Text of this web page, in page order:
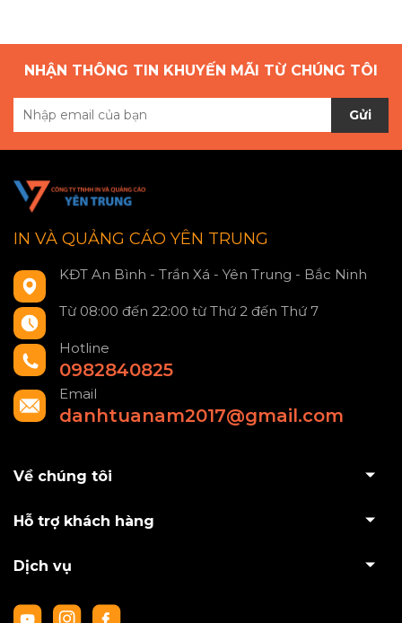
NHẬN THÔNG TIN KHUYẾN MÃI TỪ CHÚNG TÔI
Gửi
IN VÀ QUẢNG CÁO YÊN TRUNG
KĐT An Bình - Trần Xá - Yên Trung - Bắc Ninh
Từ 08:00 đến 22:00 từ Thứ 2 đến Thứ 7
Hotline
0982840825
Email
danhtuanam2017@gmail.com
Về chúng tôi
Hỗ trợ khách hàng
Dịch vụ